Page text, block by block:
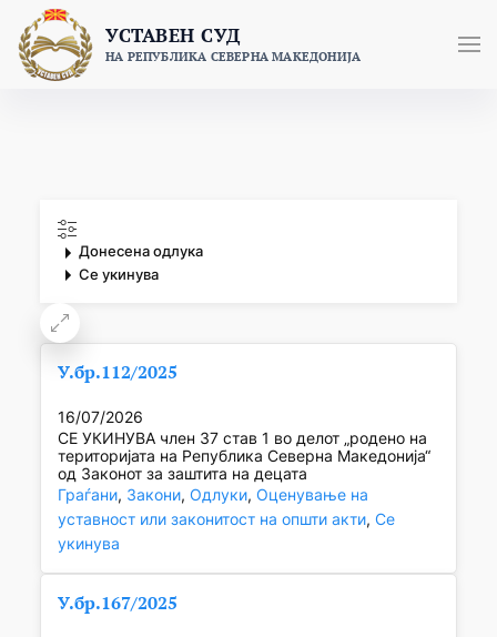
content
УСТАВЕН СУД
НА РЕПУБЛИКА СЕВЕРНА МАКЕДОНИЈА
Донесена одлука
Се укинува
У.бр.112/2025
16/07/2026
СЕ УКИНУВА член 37 став 1 во делот „родено на
територијата на Република Северна Македонија“
од Законот за заштита на децата
Граѓани, Закони, Одлуки, Оценување на
уставност или законитост на општи акти, Се
укинува
У.бр.167/2025